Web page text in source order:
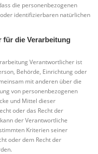
die personenbezogenen
identifizierbaren natürlichen
die Verarbeitung
Verantwortlicher ist
Behörde, Einrichtung oder
mit anderen über die
von personenbezogenen
und Mittel dieser
oder das Recht der
der Verantwortliche
Kriterien seiner
oder dem Recht der